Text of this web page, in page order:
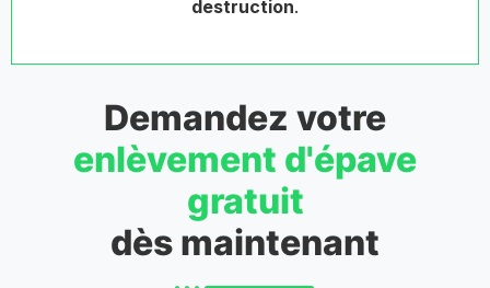
destruction.
Demandez votre
enlèvement d'épave
gratuit
dès maintenant